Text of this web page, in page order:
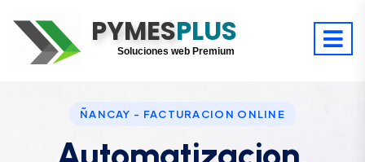
PYMESPLUS
Digitaliza tu éxito
Soluciones web Premium
ÑANCAY - FACTURACION ONLINE